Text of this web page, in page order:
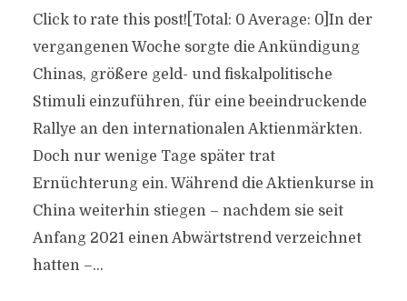
Click to rate this post![Total: 0 Average: 0]In der
vergangenen Woche sorgte die Ankündigung
Chinas, größere geld- und fiskalpolitische
Stimuli einzuführen, für eine beeindruckende
Rallye an den internationalen Aktienmärkten.
Doch nur wenige Tage später trat
Ernüchterung ein. Während die Aktienkurse in
China weiterhin stiegen – nachdem sie seit
Anfang 2021 einen Abwärtstrend verzeichnet
hatten –...